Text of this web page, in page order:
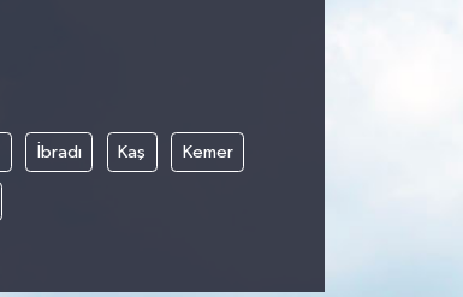
İbradı Kaş Kemer